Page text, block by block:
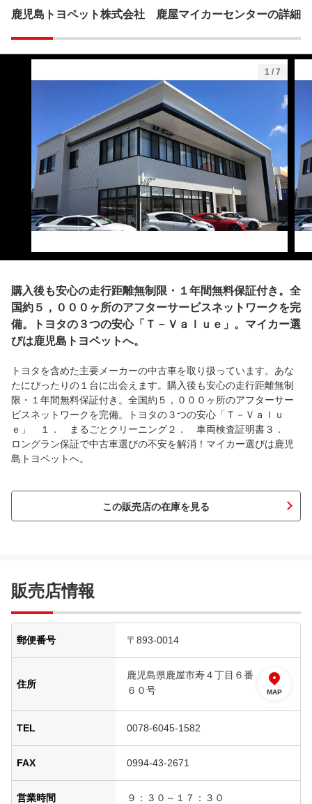
鹿児島トヨペット株式会社 鹿屋マイカーセンターの詳細
1 / 7
購入後も安心の走行距離無制限・１年間無料保証付き。全
国約５，０００ヶ所のアフターサービスネットワークを完
備。トヨタの３つの安心「Ｔ－Ｖａｌｕｅ」。マイカー選
びは鹿児島トヨペットへ。
トヨタを含めた主要メーカーの中古車を取り扱っています。あな
たにぴったりの１台に出会えます。購入後も安心の走行距離無制
限・１年間無料保証付き。全国約５，０００ヶ所のアフターサー
ビスネットワークを完備。トヨタの３つの安心「Ｔ－Ｖａｌｕ
ｅ」 １． まるごとクリーニング２． 車両検査証明書３．
ロングラン保証で中古車選びの不安を解消！マイカー選びは鹿児
島トヨペットへ。
この販売店の在庫を見る
販売店情報
郵便番号 〒893-0014
住所
鹿児島県鹿屋市寿４丁目６番
６０号
MAP
TEL 0078-6045-1582
FAX 0994-43-2671
営業時間 ９：３０～１７：３０